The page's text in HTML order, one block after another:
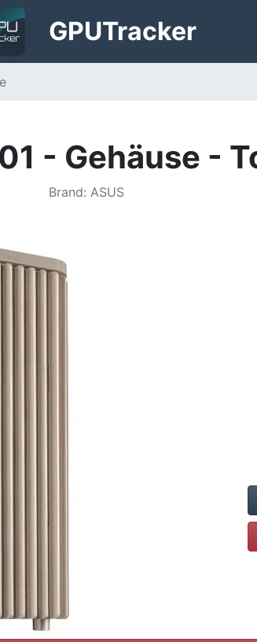
GPUTracker
- Gehäuse -
Brand: ASUS